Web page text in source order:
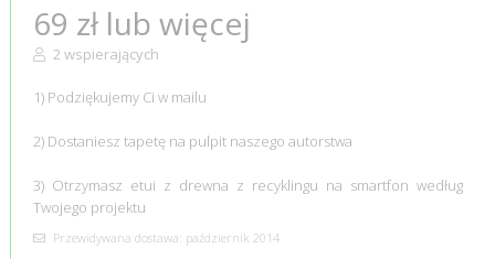
69 zł lub więcej
2 wspierających
1) Podziękujemy Ci w mailu
2) Dostaniesz tapetę na pulpit naszego autorstwa
3) Otrzymasz etui z drewna z recyklingu na smartfon według
Twojego projektu
Przewidywana dostawa: październik 2014